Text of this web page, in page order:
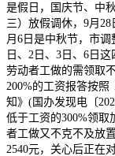
是假日，国庆节、中
三）放假调休，9月
月6日是中秋节，市调
日、2日、3日、6日
劳动者工做的需领取
200%的工资报答按照
知》(国办发现电〔
低于工资的300%领
者工做又不克不及放
2540元，关心后正在